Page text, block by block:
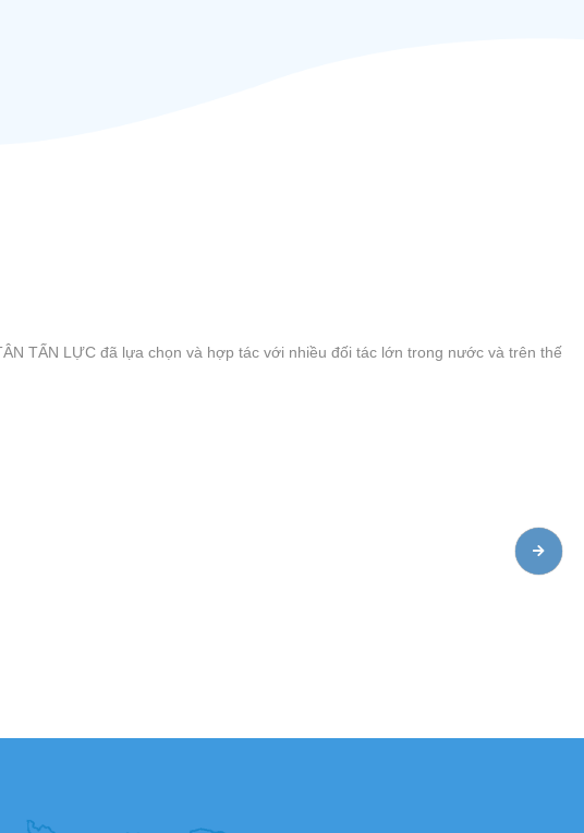
TẤN LỰC đã lựa chọn và hợp tác với nhiều đối tác lớn trong nước và trên thế